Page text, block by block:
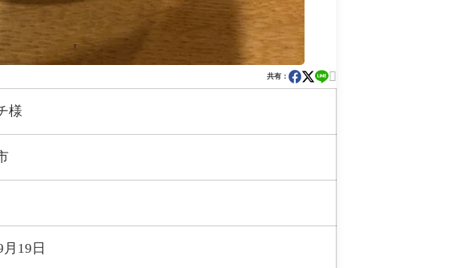
共有： 
様
19日